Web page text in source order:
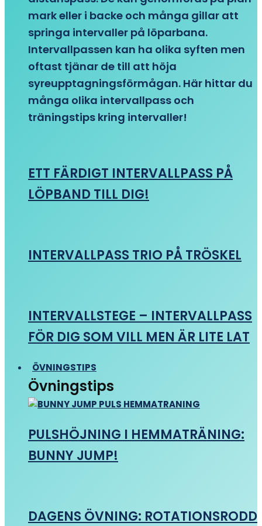
mark eller i backe och många gillar att
springa intervaller på löparbana.
Intervallpassen kan ha olika syften men
oftast tjänar de till att höja
syreupptagningsförmågan. Här hittar du
många olika intervallpass och
träningstips kring intervaller!
ETT FÄRDIGT INTERVALLPASS PÅ
LÖPBAND TILL DIG!
INTERVALLPASS TRIO PÅ TRÖSKEL
INTERVALLSTEGE – INTERVALLPASS
FÖR DIG SOM VILL MEN ÄR LITE LAT
ÖVNINGSTIPS
Övningstips
PULSHÖJNING I HEMMATRÄNING:
BUNNY JUMP!
DAGENS ÖVNING: ROTATIONSRODD